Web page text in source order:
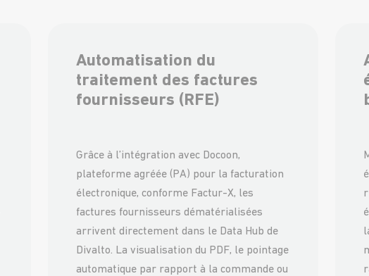
Automatisation du
traitement des factures
fournisseurs (RFE)
Grâce à l’intégration avec Docoon,
plateforme agréée (PA) pour la facturation
électronique, conforme Factur-X, les
factures fournisseurs dématérialisées
arrivent directement dans le Data Hub de
Divalto. La visualisation du PDF, le pointage
automatique par rapport à la commande ou